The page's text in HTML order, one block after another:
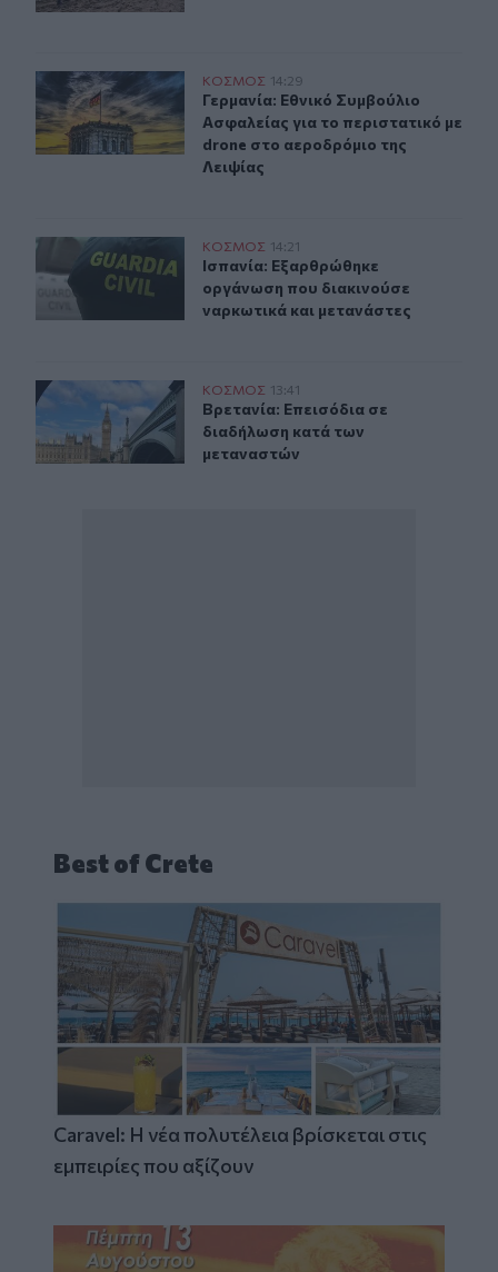
Γερμανία: Εθνικό Συμβούλιο Ασφαλείας για το
ΚΟΣΜΟΣ 14:29
Γερμανία: Εθνικό Συμβούλιο
Γερμανία: Εθνικό Συμβούλιο
Ασφαλείας για το περιστατικό με
drone στο αεροδρόμιο της
Λειψίας
Ισπανία: Εξαρθρώθηκε οργάνωση που διακινούσε
ΚΟΣΜΟΣ 14:21
Ισπανία: Εξαρθρώθηκε οργάνωση
Ισπανία: Εξαρθρώθηκε
οργάνωση που διακινούσε
ναρκωτικά και μετανάστες
Βρετανία: Επεισόδια σε διαδήλωση κατά των
ΚΟΣΜΟΣ 13:41
Βρετανία: Επεισόδια σε
Βρετανία: Επεισόδια σε
διαδήλωση κατά των
μεταναστών
Best of Crete
Caravel: Η νέα πολυτέλεια βρίσκεται στις
εμπειρίες που αξίζουν